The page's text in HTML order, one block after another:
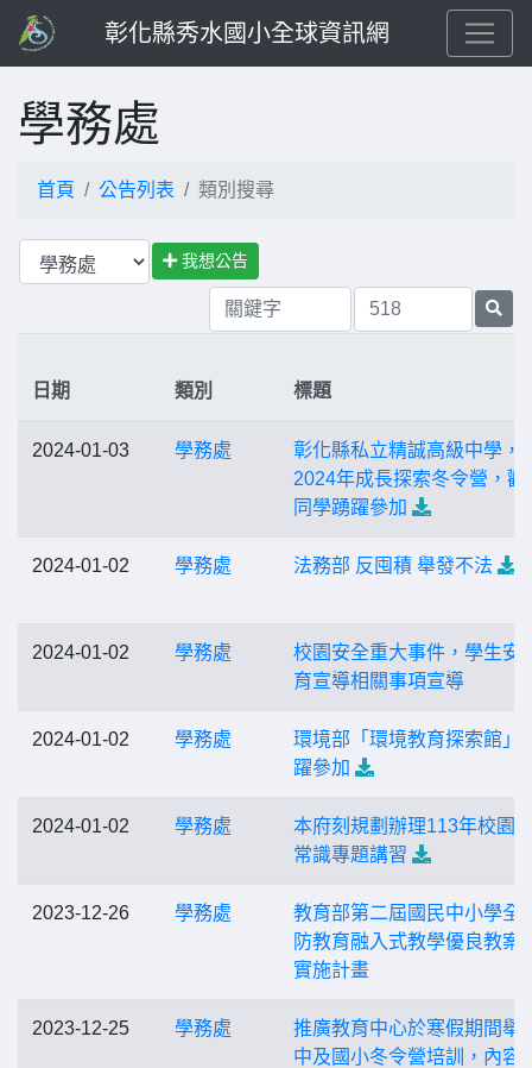
彰化縣秀水國小全球資訊網
學務處
首頁 公告列表 類別搜尋
我想公告
日期 類別 標題
2024-01-03 學務處
彰化縣私立精誠高級中學，
2024年成長探索冬令營，歡
同學踴躍參加
2024-01-02 學務處 法務部 反囤積 舉發不法
2024-01-02 學務處
校園安全重大事件，學生安
育宣導相關事項宣導
2024-01-02 學務處
環境部「環境教育探索館」
躍參加
2024-01-02 學務處
本府刻規劃辦理113年校園
常識專題講習
2023-12-26 學務處
教育部第二屆國民中小學全
防教育融入式教學優良教案
實施計畫
2023-12-25 學務處
推廣教育中心於寒假期間舉
中及國小冬令營培訓，內容